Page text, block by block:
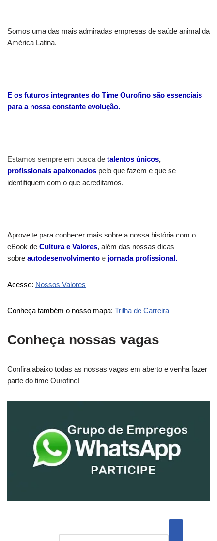
Somos uma das mais admiradas empresas de saúde animal da
América Latina.
E os futuros integrantes do Time Ourofino são essenciais
para a nossa constante evolução.
Estamos sempre em busca de talentos únicos,
profissionais apaixonados pelo que fazem e que se
identifiquem com o que acreditamos.
Aproveite para conhecer mais sobre a nossa história com o
eBook de Cultura e Valores, além das nossas dicas
sobre autodesenvolvimento e jornada profissional.
Acesse: Nossos Valores
Conheça também o nosso mapa: Trilha de Carreira
Conheça nossas vagas
Confira abaixo todas as nossas vagas em aberto e venha fazer
parte do time Ourofino!